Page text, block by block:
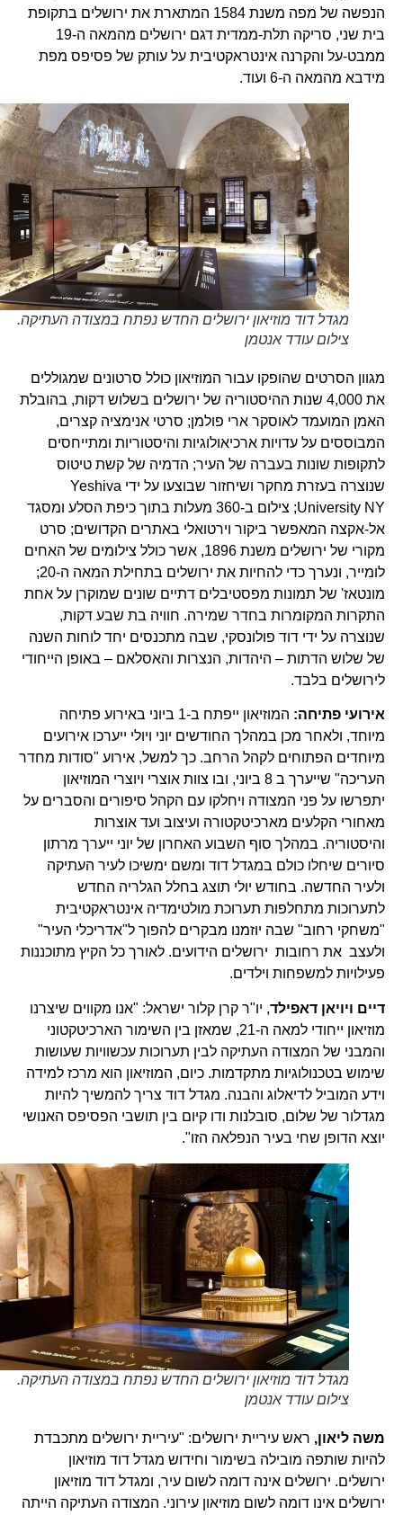
הנפשה של מפה משנת 1584 המתארת את ירושלים בתקופת
בית שני, סריקה תלת-ממדית דגם ירושלים מהמאה ה-19
ממבט-על והקרנה אינטראקטיבית על עותק של פסיפס מפת
מידבא מהמאה ה-6 ועוד.
מגדל דוד מוזיאון ירושלים החדש נפתח במצודה העתיקה.
צילום עודד אנטמן
מגוון הסרטים שהופקו עבור המוזיאון כולל סרטונים שמגוללים
את 4,000 שנות ההיסטוריה של ירושלים בשלוש דקות, בהובלת
האמן המועמד לאוסקר ארי פולמן; סרטי אנימציה קצרים,
המבוססים על עדויות ארכיאולוגיות והיסטוריות ומתייחסים
לתקופות שונות בעברה של העיר; הדמיה של קשת טיטוס
שנוצרה בעזרת מחקר ושיחזור שבוצעו על ידי Yeshiva
University NY; צילום ב-360 מעלות בתוך כיפת הסלע ומסגד
אל-אקצה המאפשר ביקור וירטואלי באתרים הקדושים; סרט
מקורי של ירושלים משנת 1896, אשר כולל צילומים של האחים
לומייר, ונערך כדי להחיות את ירושלים בתחילת המאה ה-20;
מונטאז' של תמונות מפסטיבלים דתיים שונים שמוקרן על אחת
התקרות המקומרות בחדר שמירה. חוויה בת שבע דקות,
שנוצרה על ידי דוד פולונסקי, שבה מתכנסים יחד לוחות השנה
של שלוש הדתות – היהדות, הנצרות והאסלאם – באופן הייחודי
לירושלים בלבד.
אירועי פתיחה:
המוזיאון ייפתח ב-1 ביוני באירוע פתיחה
מיוחד, ולאחר מכן במהלך החודשים יוני ויולי ייערכו אירועים
מיוחדים הפתוחים לקהל הרחב. כך למשל, אירוע "סודות מחדר
העריכה" שייערך ב 8 ביוני, ובו צוות אוצרי ויוצרי המוזיאון
יתפרשו על פני המצודה ויחלקו עם הקהל סיפורים והסברים על
מאחורי הקלעים מארכיטקטורה ועיצוב ועד אוצרות
והיסטוריה. במהלך סוף השבוע האחרון של יוני ייערך מרתון
סיורים שיחלו כולם במגדל דוד ומשם ימשיכו לעיר העתיקה
ולעיר החדשה. בחודש יולי תוצג בחלל הגלריה החדש
לתערוכות מתחלפות תערוכת מולטימדיה אינטראקטיבית
"משחקי רחוב" שבה יוזמנו מבקרים להפוך ל"אדריכלי העיר"
ולעצב את רחובות ירושלים הידועים. לאורך כל הקיץ מתוכננות
פעילויות למשפחות וילדים.
דיים ויויאן דאפילד, יו"ר קרן קלור ישראל: "אנו מקווים שיצרנו
מוזיאון ייחודי למאה ה-21, שמאזן בין השימור הארכיטקטוני
והמבני של המצודה העתיקה לבין תערוכות עכשוויות שעושות
שימוש בטכנולוגיות מתקדמות. כיום, המוזיאון הוא מרכז למידה
וידע המוביל לדיאלוג והבנה. מגדל דוד צריך להמשיך להיות
מגדלור של שלום, סובלנות ודו קיום בין תושבי הפסיפס האנושי
יוצא הדופן שחי בעיר הנפלאה הזו".
מגדל דוד מוזיאון ירושלים החדש נפתח במצודה העתיקה.
צילום עודד אנטמן
משה ליאון,ראש עיריית ירושלים: "עיריית ירושלים מתכבדת
להיות שותפה מובילה בשימור וחידוש מגדל דוד מוזיאון
ירושלים. ירושלים אינה דומה לשום עיר, ומגדל דוד מוזיאון
ירושלים אינו דומה לשום מוזיאון עירוני. המצודה העתיקה הייתה